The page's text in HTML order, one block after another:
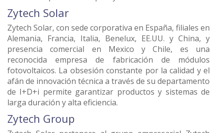
Zytech Solar
Zytech Solar, con sede corporativa en España, filiales en
Alemania, Francia, Italia, Benelux, EE.UU. y China, y
presencia comercial en Mexico y Chile, es una
reconocida empresa de fabricación de módulos
fotovoltaicos. La obsesión constante por la calidad y el
afán de innovación técnica a través de su departamento
de I+D+i permite garantizar productos y sistemas de
larga duración y alta eficiencia.
Zytech Group